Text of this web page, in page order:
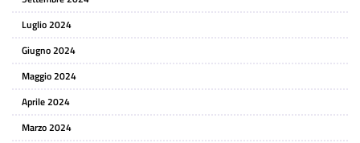
Luglio 2024
Giugno 2024
Maggio 2024
Aprile 2024
Marzo 2024